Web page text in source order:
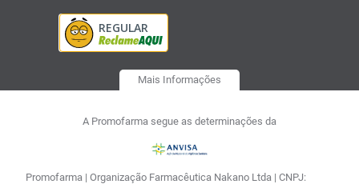
Mais Informações
A Promofarma segue as determinações da
Promofarma | Organização Farmacêutica Nakano Ltda | CNPJ: